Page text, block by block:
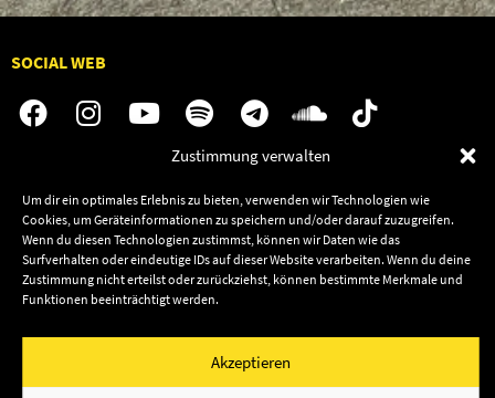
Zustimmung verwalten
Um dir ein optimales Erlebnis zu bieten, verwenden wir Technologien wie
Cookies, um Geräteinformationen zu speichern und/oder darauf zuzugreifen.
Wenn du diesen Technologien zustimmst, können wir Daten wie das
Surfverhalten oder eindeutige IDs auf dieser Website verarbeiten. Wenn du deine
Zustimmung nicht erteilst oder zurückziehst, können bestimmte Merkmale und
Funktionen beeinträchtigt werden.
Akzeptieren
SOCIAL WEB
News
Artists
Releases
Friends
Kontakt
Termine
Shop
Datenschutz
Newsletter
Cookie-Richtlinie (EU)